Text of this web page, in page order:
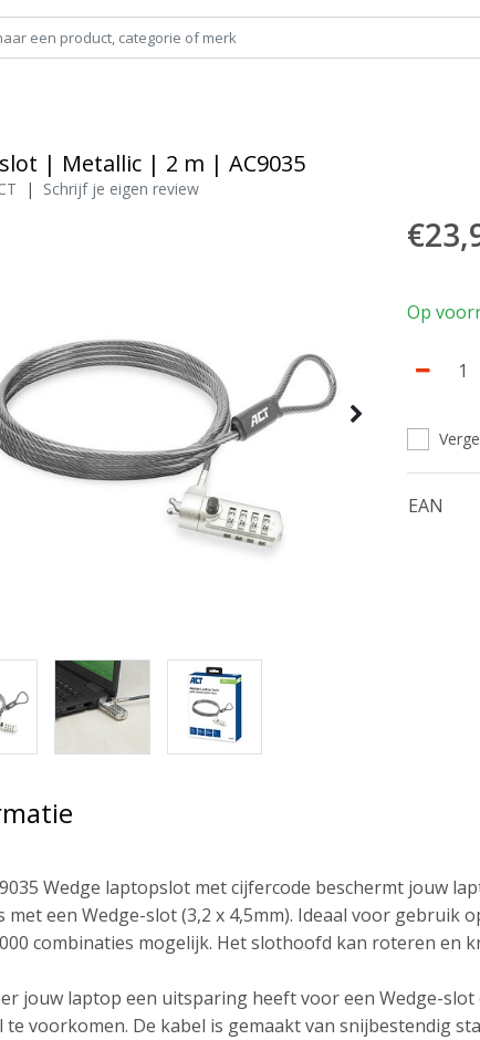
| Metallic | 2 m | AC9035
| Schrijf je eigen review
Op
EAN
Wedge laptopslot met cijfercode beschermt jouw
met een Wedge-slot (3,2 x 4,5mm). Ideaal voor gebruik
combinaties mogelijk. Het slothoofd kan roteren en
jouw laptop een uitsparing heeft voor een Wedge-
te voorkomen. De kabel is gemaakt van snijbestendig